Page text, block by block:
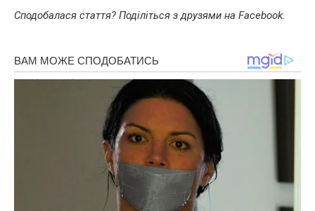
Сподобалася стаття? Поділіться з друзями на Facebook.